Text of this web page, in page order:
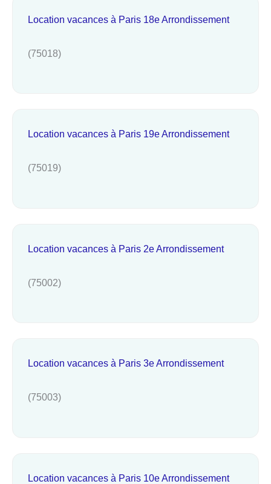
Location vacances à Paris 18e Arrondissement
(75018)
Location vacances à Paris 19e Arrondissement
(75019)
Location vacances à Paris 2e Arrondissement
(75002)
Location vacances à Paris 3e Arrondissement
(75003)
Location vacances à Paris 10e Arrondissement